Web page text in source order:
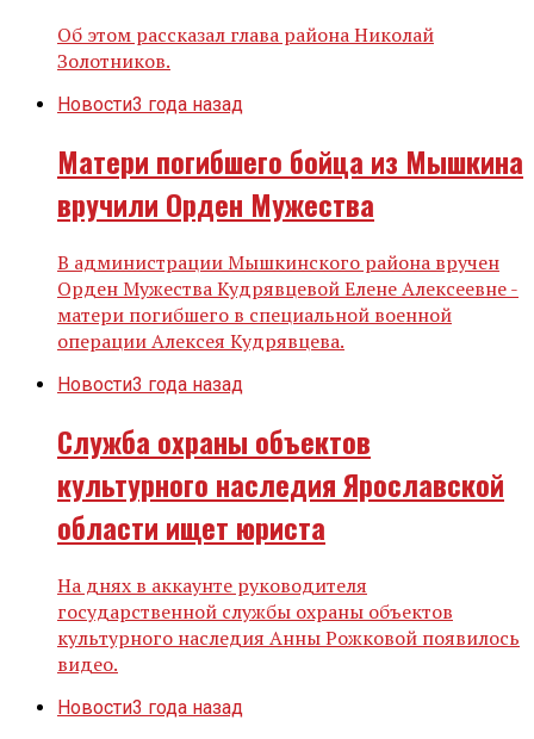
Об этом рассказал глава района Николай
Золотников.
Новости3 года назад
Матери погибшего бойца из Мышкина
вручили Орден Мужества
В администрации Мышкинского района вручен
Орден Мужества Кудрявцевой Елене Алексеевне -
матери погибшего в специальной военной
операции Алексея Кудрявцева.
Новости3 года назад
Служба охраны объектов
культурного наследия Ярославской
области ищет юриста
На днях в аккаунте руководителя
государственной службы охраны объектов
культурного наследия Анны Рожковой появилось
видео.
Новости3 года назад